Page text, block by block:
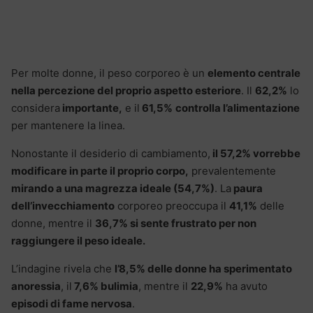
Per molte donne, il peso corporeo è un elemento centrale
nella percezione del proprio aspetto esteriore. Il 62,2% lo
considera importante, e il 61,5% controlla l’alimentazione
per mantenere la linea.
Nonostante il desiderio di cambiamento, il 57,2% vorrebbe
modificare in parte il proprio corpo, prevalentemente
mirando a una magrezza ideale (54,7%). La paura
dell’invecchiamento corporeo preoccupa il 41,1% delle
donne, mentre il 36,7% si sente frustrato per non
raggiungere il peso ideale.
L’indagine rivela che l’8,5% delle donne ha sperimentato
anoressia, il 7,6% bulimia, mentre il 22,9% ha avuto
episodi di fame nervosa.